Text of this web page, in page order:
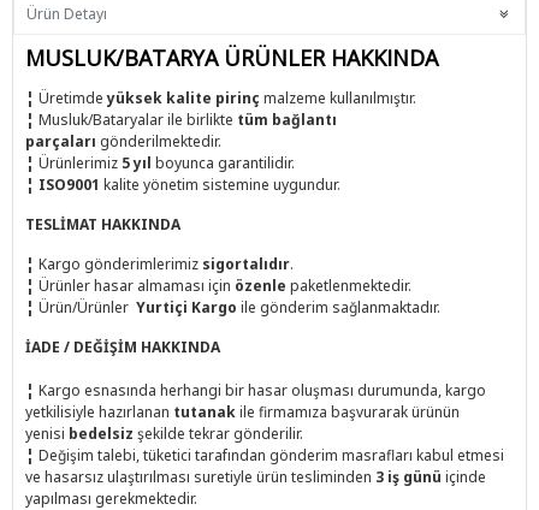
Ürün Detayı
MUSLUK/BATARYA ÜRÜNLER HAKKINDA
¦ Üretimdeyüksek kalite pirinç malzeme kullanılmıştır.
¦ Musluk/Bataryalar ile birlikte tüm bağlantı
parçaları gönderilmektedir.
¦ Ürünlerimiz 5 yıl boyunca garantilidir.
¦ ISO9001 kalite yönetim sistemine uygundur.
TESLİMAT HAKKINDA
¦ Kargo gönderimlerimiz sigortalıdır.
¦ Ürünler hasar almaması için özenle paketlenmektedir.
¦ Ürün/Ürünler Yurtiçi Kargo ile gönderim sağlanmaktadır.
İADE / DEĞİŞİM HAKKINDA
¦ Kargo esnasında herhangi bir hasar oluşması durumunda, kargo
yetkilisiyle hazırlanan tutanakile firmamıza başvurarak ürünün
yenisi bedelsiz şekilde tekrar gönderilir.
¦ Değişim talebi, tüketici tarafından gönderim masrafları kabul etmesi
ve hasarsız ulaştırılması suretiyle ürün tesliminden 3 iş günü içinde
yapılması gerekmektedir.